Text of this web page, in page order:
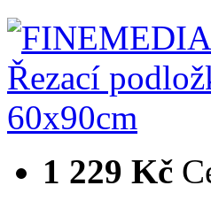
1 229 Kč